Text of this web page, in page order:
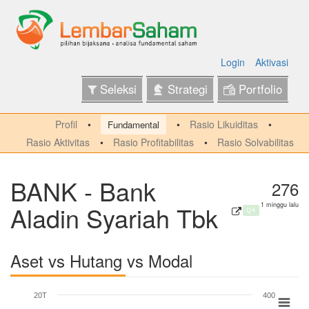
Login Aktivasi
Seleksi Strategi Portfolio
Profil Fundamental
Rasio Likuiditas
Rasio Aktivitas
Rasio Profitabilitas Rasio Solvabilitas
BANK - Bank
Aladin Syariah Tbk Q4
276
1 minggu lalu
Aset vs Hutang vs Modal
20T 400